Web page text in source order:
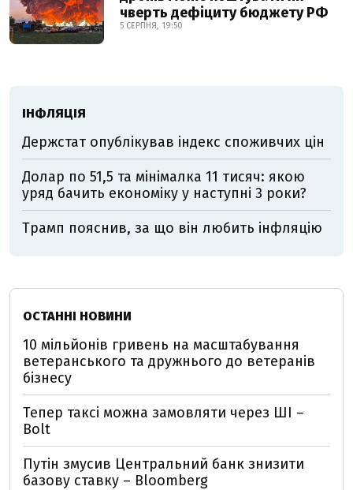
чверть дефіциту бюджету РФ
5 СЕРПНЯ, 19:50
ІНФЛЯЦІЯ
Держстат опублікував індекс споживчих цін
Долар по 51,5 та мінімалка 11 тисяч: якою
уряд бачить економіку у наступні 3 роки?
Трамп пояснив, за що він любить інфляцію
ОСТАННІ НОВИНИ
10 мільйонів гривень на масштабування
ветеранського та дружнього до ветеранів
бізнесу
Тепер таксі можна замовляти через ШІ –
Bolt
Путін змусив Центральний банк знизити
базову ставку – Bloomberg